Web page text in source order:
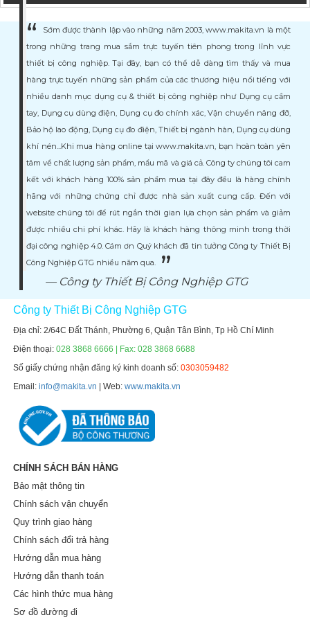
Sớm được thành lập vào những năm 2003, www.makita.vn là một
trong những trang mua sắm trực tuyến tiên phong trong lĩnh vực
thiết bị công nghiệp. Tại đây, bạn có thể dễ dàng tìm thấy và mua
hàng trực tuyến những sản phẩm của các thương hiệu nổi tiếng với
nhiều danh mục dụng cụ & thiết bị công nghiệp như Dụng cụ cầm
tay, Dụng cụ dùng điện, Dụng cụ đo chính xác, Vận chuyển nâng đỡ,
Bảo hộ lao động, Dụng cụ đo điện, Thiết bị ngành hàn, Dụng cụ dùng
khí nén...Khi mua hàng online tại www.makita.vn, bạn hoàn toàn yên
tâm về chất lượng sản phẩm, mẩu mã và giá cả. Công ty chúng tôi cam
kết với khách hàng 100% sản phẩm mua tại đây đều là hàng chính
hãng với những chứng chỉ được nhà sản xuất cung cấp. Đến với
website chúng tôi để rút ngắn thời gian lựa chọn sản phẩm và giảm
được nhiều chi phí khác. Hãy là khách hàng thông minh trong thời
đại công nghiệp 4.0. Cám ơn Quý khách đã tin tưởng Công ty Thiết Bị
Công Nghiệp GTG nhiều năm qua.
Công ty Thiết Bị Công Nghiệp GTG
Công ty Thiết Bị Công Nghiệp GTG
Địa chỉ: 2/64C Đất Thánh, Phường 6, Quận Tân Bình, Tp Hồ Chí Minh
Điện thoại:028 3868 6666 | Fax: 028 3868 6688
Số giấy chứng nhận đăng ký kinh doanh số:0303059482
Email:info@makita.vn | Web:www.makita.vn
CHÍNH SÁCH BÁN HÀNG
Bảo mật thông tin
Chính sách vận chuyển
Quy trình giao hàng
Chính sách đổi trả hàng
Hướng dẫn mua hàng
Hướng dẫn thanh toán
Các hình thức mua hàng
Sơ đồ đường đi